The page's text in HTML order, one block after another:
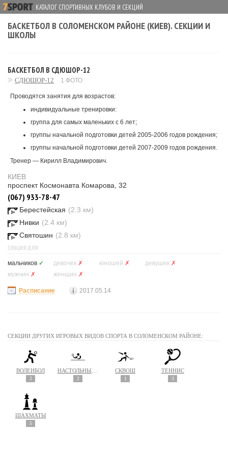
КАТАЛОГ СПОРТИВНЫХ КЛУБОВ И СЕКЦИЙ
БАСКЕТБОЛ В СОЛОМЕНСКОМ РАЙОНЕ (КИЕВ). СЕКЦИИ И
ШКОЛЫ
БАСКЕТБОЛ В СДЮШОР-12
СДЮШОР-12 1 ФОТО
Проводятся занятия для возрастов:
индивидуальные тренировки:
группа для самых маленьких с 6 лет;
группы начальной подготовки детей 2005-2006 годов рождения;
группы начальной подготовки детей 2007-2009 годов рождения.
Тренер — Кирилл Владимирович.
КИЕВ
проспект Космонавта Комарова, 32
(067) 933-78-47
Берестейская (2.3 км)
Нивки (2.4 км)
Святошин (2.8 км)
СЕКЦИЯ ДЛЯ
мальчиков ✓ девочек ✗ юношей ✗ девушек ✗
мужчин ✗ женщин ✗
Расписание 2017.05.14
СЕКЦИИ ДРУГИХ ИГРОВЫХ ВИДОВ СПОРТА В СОЛОМЕНСКОМ РАЙОНЕ:
ВОЛЕЙБОЛ
2 2
СКВОШ
1
ТЕННИС
3
ШАХМАТЫ
5